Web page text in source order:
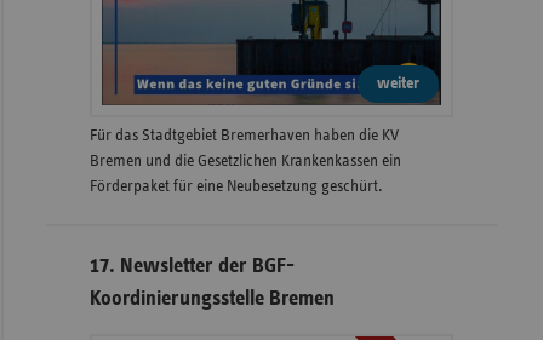
weiter
Für das Stadtgebiet Bremerhaven haben die KV
Bremen und die Gesetzlichen Krankenkassen ein
Förderpaket für eine Neubesetzung geschürt.
17. Newsletter der BGF-
Koordinierungsstelle Bremen